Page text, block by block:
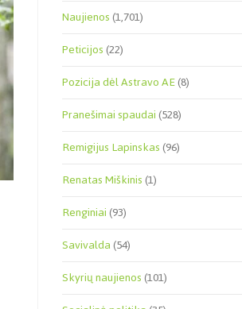
Naujienos(1,701)
Peticijos(22)
Pozicija dėl Astravo AE(8)
Pranešimai spaudai(528)
Remigijus Lapinskas(96)
Renatas Miškinis(1)
Renginiai(93)
Savivalda(54)
Skyrių naujienos(101)